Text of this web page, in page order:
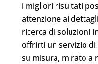
i migliori risultati
attenzione ai
ricerca di soluzioni
offrirti un servizio
su misura, mirato a